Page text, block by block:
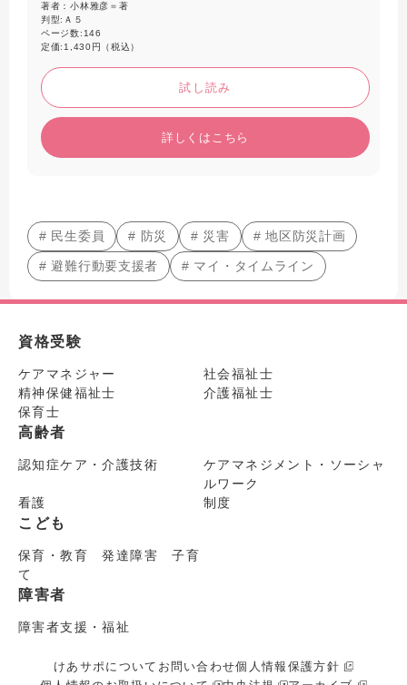
要とする人への支援などについて正しく理解し、もしもに備え
る一冊。
著者：小林雅彦＝著
判型: Ａ５
ページ数:146
定価:1,430円（税込）
試し読み
詳しくはこちら
# 民生委員 # 防災 # 災害 # 地区防災計画
# 避難行動要支援者 # マイ・タイムライン
資格受験
ケアマネジャー
社会福祉士
精神保健福祉士
介護福祉士
保育士
高齢者
認知症ケア・介護技術
ケアマネジメント・ソーシャ
ルワーク
看護
制度
こども
保育・教育 発達障害 子育
て
障害者
障害者支援・福祉
けあサポについて お問い合わせ個人情報保護方針